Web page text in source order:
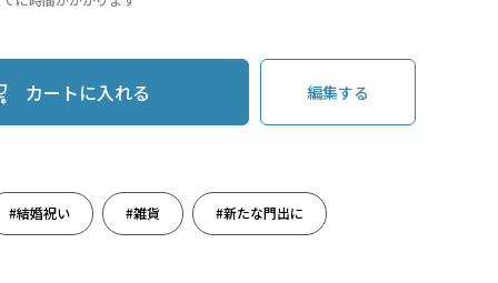
カートに入れる 編集する
#結婚祝い #雑貨 #新たな門出に